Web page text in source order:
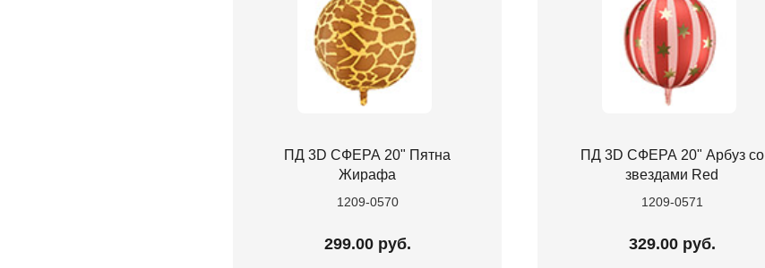
ПД 3D СФЕРА 20" Пятна
Жирафа
1209-0570
299.00 руб.
ПД 3D СФЕРА 20" Арбуз со
звездами Red
1209-0571
329.00 руб.